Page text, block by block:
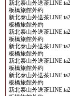
新北泰山外送茶
板橋旅館外約
新北泰山外送茶
板橋旅館外約
新北泰山外送茶
板橋旅館外約
新北泰山外送茶
板橋旅館外約
新北泰山外送茶
板橋旅館外約
新北泰山外送茶
板橋旅館外約
新北泰山外送茶